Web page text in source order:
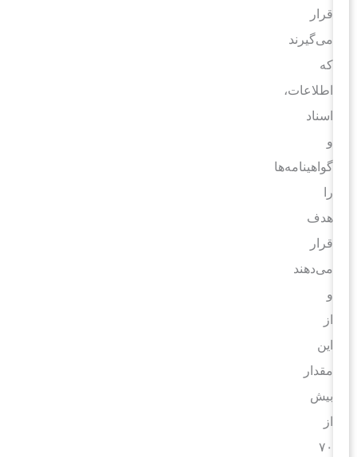
قرار
می‌گیرند
اطلاعات،
اسناد
گواهینامه‌ها
هدف
قرار
می‌دهند
مقدار
بیش